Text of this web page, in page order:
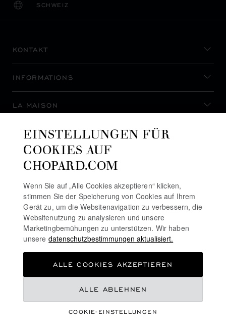
ZUM WARENKORB HINZUFÜGEN
SCHWEIZ
LOKALISIERUNG (LAND ÄNDERN)
LAND ÄNDERN
KONTAKT
INFORMATIONS
LA MAISON
AUF DEM LAUFENDEN BLEIBEN
NEWSLETTER ABONNIEREN
COOKIE-RICHTLINIE
EINSTELLUNGEN FÜR
COOKIES AUF
CHOPARD.COM
Wenn Sie auf „Alle Cookies akzeptieren“ klicken,
stimmen Sie der Speicherung von Cookies auf Ihrem
Gerät zu, um die Websitenavigation zu verbessern, die
Websitenutzung zu analysieren und unsere
Marketingbemühungen zu unterstützen. Wir haben
unsere datenschutzbestimmungen aktualisiert.
COOKIE-EINSTELLUNGEN
ALLE ABLEHNEN
ALLE COOKIES AKZEPTIEREN